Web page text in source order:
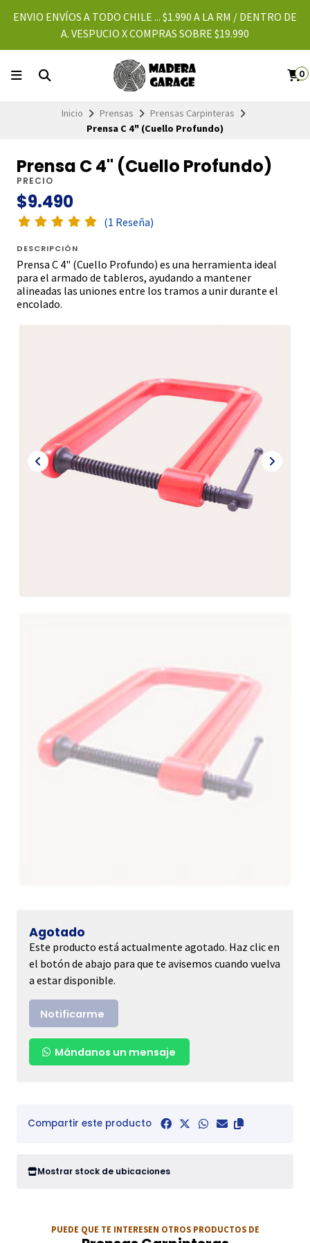
ENVIO ENVÍOS A TODO CHILE ... $1.990 A LA RM / DENTRO DE
A. VESPUCIO X COMPRAS SOBRE $19.990
0
Inicio Prensas
Prensas Carpinteras
Prensa C 4" (Cuello Profundo)
Prensa C 4" (Cuello Profundo)
PRECIO
$9.490
(1 Reseña)
DESCRIPCIÓN
Prensa C 4" (Cuello Profundo) es una herramienta ideal
para el armado de tableros, ayudando a mantener
alineadas las uniones entre los tramos a unir durante el
encolado.
Agotado
Este producto está actualmente agotado. Haz clic en
el botón de abajo para que te avisemos cuando vuelva
a estar disponible.
Notificarme
Mándanos un mensaje
Compartir este producto
Mostrar stock de ubicaciones
PUEDE QUE TE INTERESEN OTROS PRODUCTOS DE